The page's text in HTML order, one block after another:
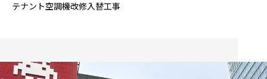
テナント空調機改修入替工事